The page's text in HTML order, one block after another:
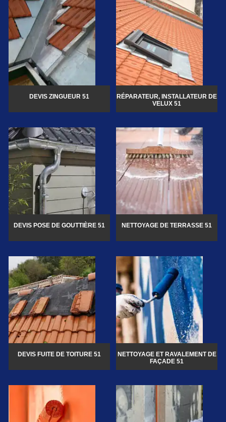
DEVIS ZINGUEUR 51
RÉPARATEUR, INSTALLATEUR DE
VELUX 51
DEVIS POSE DE GOUTTIÈRE 51 NETTOYAGE DE TERRASSE 51
DEVIS FUITE DE TOITURE 51
NETTOYAGE ET RAVALEMENT DE
FAÇADE 51